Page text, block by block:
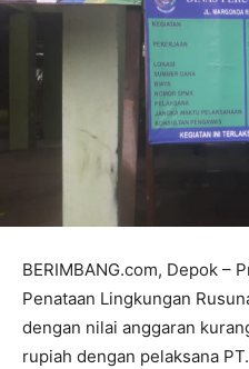
BERIMBANG.com, Depok –
Penataan Lingkungan
dengan nilai anggaran
rupiah dengan pelaksana